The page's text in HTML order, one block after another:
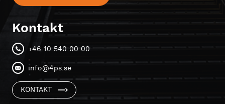
Kontakt
+46 10 540 00 00
info@4ps.se
KONTAKT